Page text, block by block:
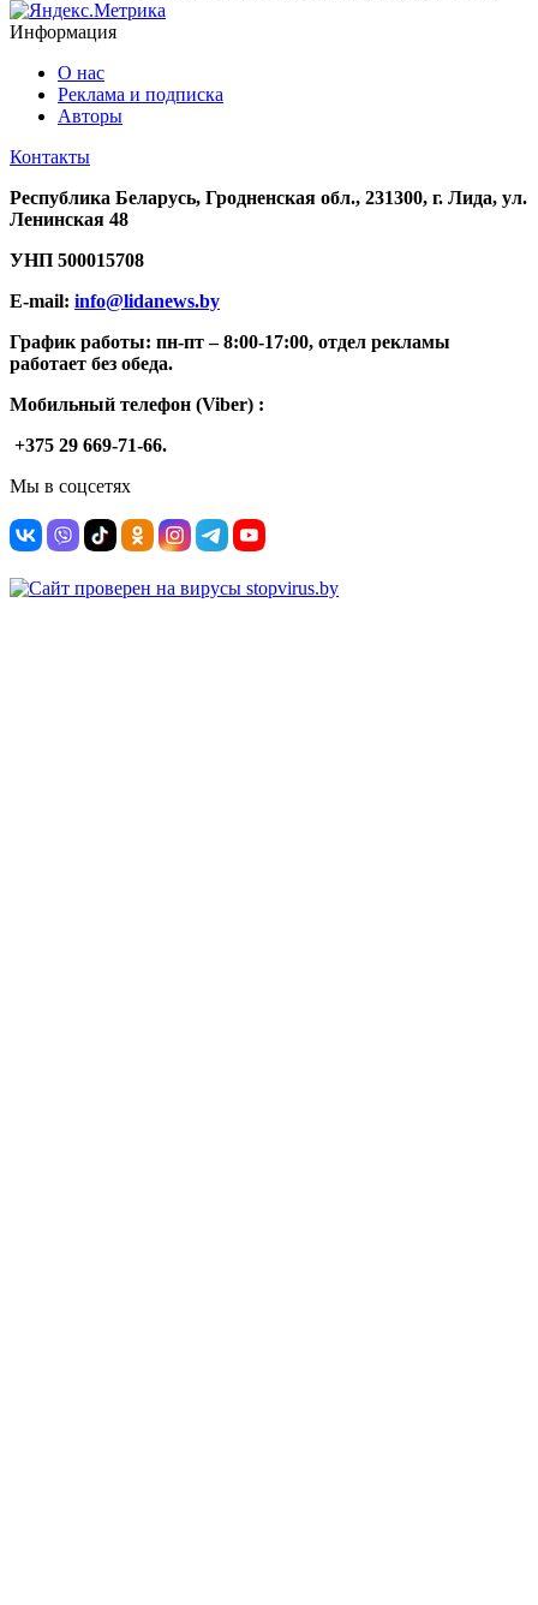
Информация
О нас
Реклама и подписка
Авторы
Контакты
Республика Беларусь, Гродненская обл., 231300, г. Лида, ул.
Ленинская 48
УНП 500015708
E-mail: info@lidanews.by
График работы: пн-пт –8:00-17:00, отдел рекламы
работает без обеда.
Мобильный телефон (Viber) :
+375 29 669-71-66.
Мы в соцсетях